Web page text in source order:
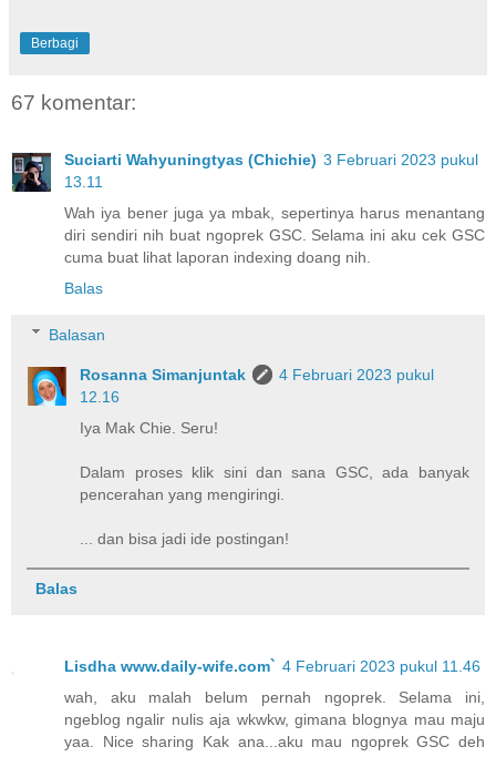
Berbagi
67 komentar:
Suciarti Wahyuningtyas (Chichie) 3 Februari 2023 pukul
13.11
Wah iya bener juga ya mbak, sepertinya harus menantang
diri sendiri nih buat ngoprek GSC. Selama ini aku cek GSC
cuma buat lihat laporan indexing doang nih.
Balas
Balasan
Rosanna Simanjuntak
4 Februari 2023 pukul
12.16
Iya Mak Chie. Seru!
Dalam proses klik sini dan sana GSC, ada banyak
pencerahan yang mengiringi.
... dan bisa jadi ide postingan!
Balas
Lisdha www.daily-wife.com` 4 Februari 2023 pukul 11.46
wah, aku malah belum pernah ngoprek. Selama ini,
ngeblog ngalir nulis aja wkwkw, gimana blognya mau maju
yaa. Nice sharing Kak ana...aku mau ngoprek GSC deh